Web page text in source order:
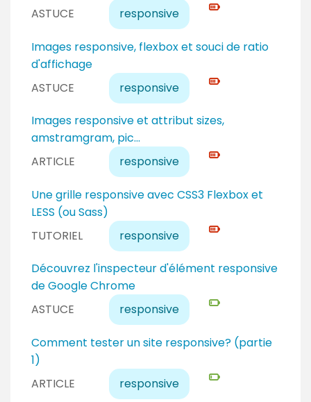
ASTUCE responsive
v
a
u
x
e
r
t
ASTUCE responsive
Images responsive, flexbox et souci de ratio
d'affichage
N
i
v
a
u
x
e
r
t
ARTICLE responsive
Images responsive et attribut sizes,
amstramgram, pic...
N
i
v
a
u
x
e
r
t
TUTORIEL responsive
Une grille responsive avec CSS3 Flexbox et
LESS (ou Sass)
N
i
v
a
u
x
e
r
t
ASTUCE responsive
Découvrez l'inspecteur d'élément responsive
de Google Chrome
N
i
v
a
u
é
ARTICLE responsive
Comment tester un site responsive? (partie
1)
N
i
v